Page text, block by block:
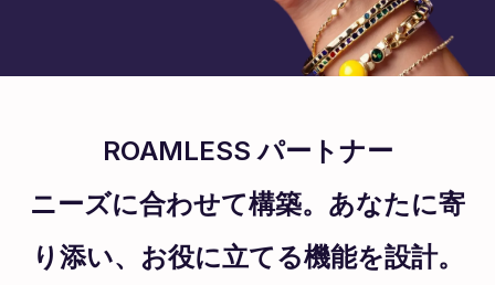
ROAMLESS パートナー
ニーズに合わせて構築。あなたに寄
り添い、お役に立てる機能を設計。